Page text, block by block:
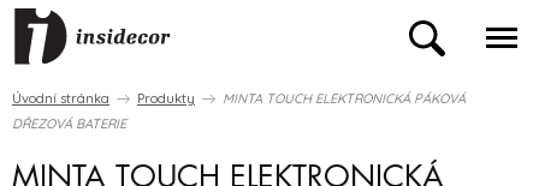
Úvodní stránka Produkty
MINTA TOUCH ELEKTRONICKÁ PÁKOVÁ
DŘEZOVÁ BATERIE
MINTA TOUCH ELEKTRONICKÁ